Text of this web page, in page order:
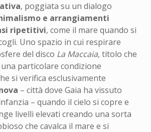
, poggiata su un dialogo
e arrangiamenti
ripetitivi, come il mare quando si
Uno spazio in cui respirare
del disco La Maccaia, titolo che
particolare condizione
si verifica esclusivamente
– città dove Gaia ha vissuto
– quando il cielo si copre e
livelli elevati creando una sorta
che cavalca il mare e si